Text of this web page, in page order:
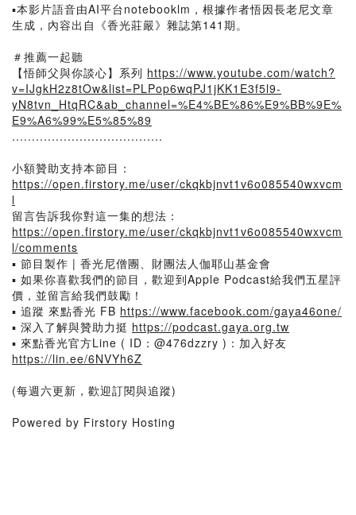
▪️本影片語音由AI平台notebooklm，根據作者悟因長老尼文章
生成，內容出自《香光莊嚴》雜誌第141期。
＃推薦一起聽
【悟師父與你談心】系列 https://www.youtube.com/watch?
v=IJgkH2z8tOw&list=PLPop6wqPJ1jKK1E3f5l9-
yN8tvn_HtqRC&ab_channel=%E4%BE%86%E9%BB%9E%
E9%A6%99%E5%85%89
......................................
小額贊助支持本節目：
https://open.firstory.me/user/ckqkbjnvt1v6o085540wxvcm
l
留言告訴我你對這一集的想法：
https://open.firstory.me/user/ckqkbjnvt1v6o085540wxvcm
l/comments
▪️ 節目製作 | 香光尼僧團、財團法人伽耶山基金會
▪️ 如果你喜歡我們的節目，歡迎到Apple Podcast給我們五星評
價，並留言給我們鼓勵！
▪️ 追蹤 來點香光 FB https://www.facebook.com/gaya46one/
▪️ 深入了解與贊助力挺 https://podcast.gaya.org.tw
▪️ 來點香光官方Line ( ID：@476dzzry )：加入好友
https://lin.ee/6NVYh6Z
(每週六更新，歡迎訂閱與追蹤)
Powered by Firstory Hosting